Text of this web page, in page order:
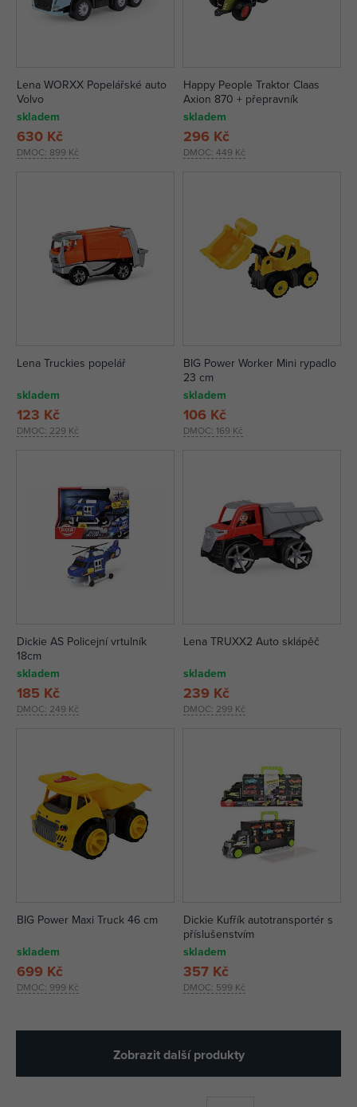
Lena WORXX Popelářské auto
Volvo
skladem
DMOC: 899 Kč
630 Kč
Happy People Traktor Claas
Axion 870 + přepravník
skladem
DMOC: 449 Kč
296 Kč
Lena Truckies popelář
skladem
DMOC: 229 Kč
123 Kč
BIG Power Worker Mini rypadlo
23 cm
skladem
DMOC: 169 Kč
106 Kč
Dickie AS Policejní vrtulník
18cm
skladem
DMOC: 249 Kč
185 Kč
Lena TRUXX2 Auto sklápěč
skladem
DMOC: 299 Kč
239 Kč
BIG Power Maxi Truck 46 cm
skladem
DMOC: 999 Kč
699 Kč
Dickie Kufřík autotransportér s
příslušenstvím
skladem
DMOC: 599 Kč
357 Kč
Zobrazit další produkty